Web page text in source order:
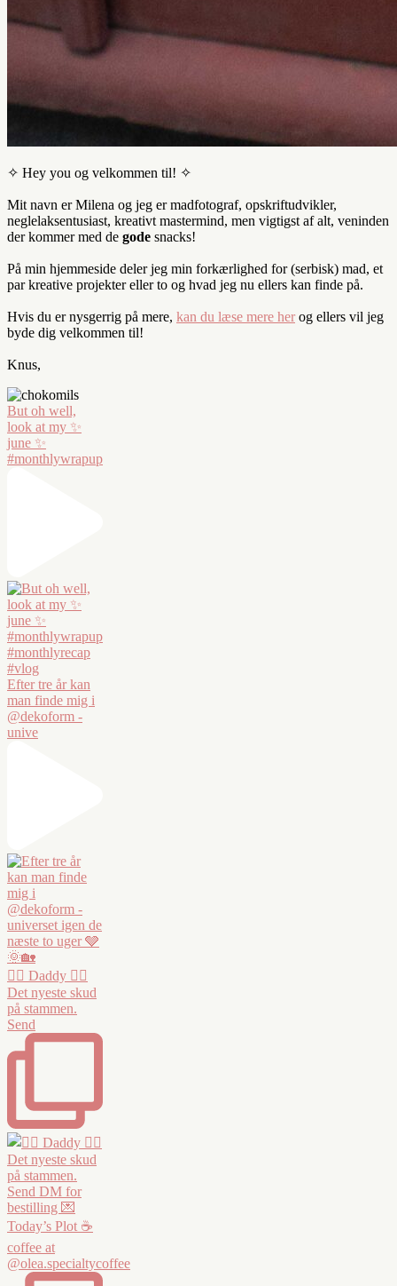
✧ Hey you og velkommen til! ✧
Mit navn er Milena og jeg er madfotograf, opskriftudvikler,
neglelaksentusiast, kreativt mastermind, men vigtigst af alt, veninden
der kommer med de gode snacks!
På min hjemmeside deler jeg min forkærlighed for (serbisk) mad, et
par kreative projekter eller to og hvad jeg nu ellers kan finde på.
Hvis du er nysgerrig på mere, kan du læse mere her og ellers vil jeg
byde dig velkommen til!
Knus,
But oh well,
look at my ✨
june ✨
#monthlywrapup
Efter tre år kan
man finde mig i
@dekoform -
unive
❤️‍🔥 Daddy ❤️‍🔥
Det nyeste skud
på stammen.
Send
Today’s Plot ☕️
coffee at
@olea.specialtycoffee